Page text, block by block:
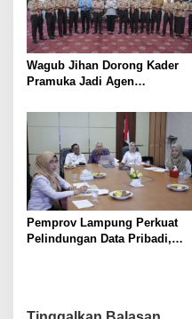
Wagub Jihan Dorong Kader
Pramuka Jadi Agen
2026
Pemprov Lampung Perkuat
Pelindungan Data Pribadi,